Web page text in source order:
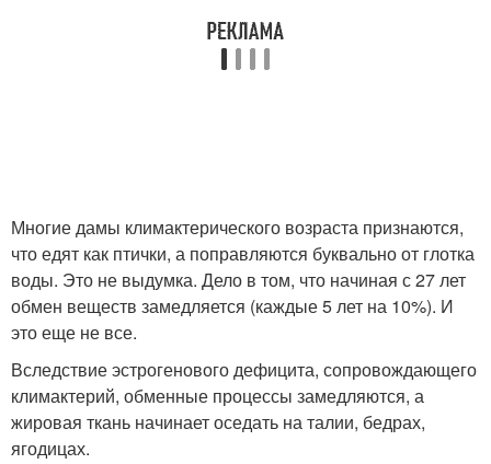
Многие дамы климактерического возраста признаются,
что едят как птички, а поправляются буквально от глотка
воды. Это не выдумка. Дело в том, что начиная с 27 лет
обмен веществ замедляется (каждые 5 лет на 10%). И
это еще не все.
Вследствие эстрогенового дефицита, сопровождающего
климактерий, обменные процессы замедляются, а
жировая ткань начинает оседать на талии, бедрах,
ягодицах.